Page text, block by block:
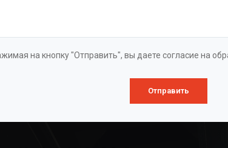
на кнопку "Отправить", вы даете согласие на
Отправить